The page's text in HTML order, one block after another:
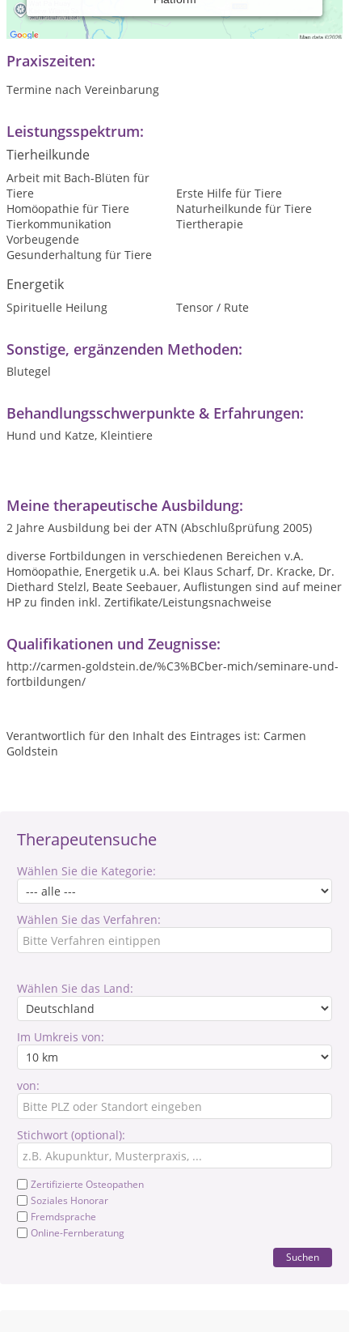
Therapeutensuche
Wählen Sie die Kategorie:
Wählen Sie das Verfahren:
Wählen Sie das Land:
Im Umkreis von:
von:
Stichwort (optional):
Zertifizierte Osteopathen
Soziales Honorar
Fremdsprache
Online-Fernberatung
Suchen
Tierheilpraxis mit Schwerpunkt Bioresonanz (nach Paul
Schmidt), Homöopathie und Tierkommunikation/Energetik
Praxiszeiten:
Termine nach Vereinbarung
Leistungsspektrum:
Tierheilkunde
Arbeit mit Bach-Blüten für
Tiere
Erste Hilfe für Tiere
Homöopathie für Tiere
Naturheilkunde für Tiere
Tierkommunikation
Tiertherapie
Vorbeugende
Gesunderhaltung für Tiere
Energetik
Spirituelle Heilung Tensor / Rute
Sonstige, ergänzenden Methoden:
Blutegel
Behandlungsschwerpunkte & Erfahrungen:
Hund und Katze, Kleintiere
Meine therapeutische Ausbildung:
2 Jahre Ausbildung bei der ATN (Abschlußprüfung 2005)
diverse Fortbildungen in verschiedenen Bereichen v.A.
Homöopathie, Energetik u.A. bei Klaus Scharf, Dr. Kracke, Dr.
Diethard Stelzl, Beate Seebauer, Auflistungen sind auf meiner
HP zu finden inkl. Zertifikate/Leistungsnachweise
Qualifikationen und Zeugnisse:
http://carmen-goldstein.de/%C3%BCber-mich/seminare-und-
fortbildungen/
Verantwortlich für den Inhalt des Eintrages ist: Carmen
Goldstein